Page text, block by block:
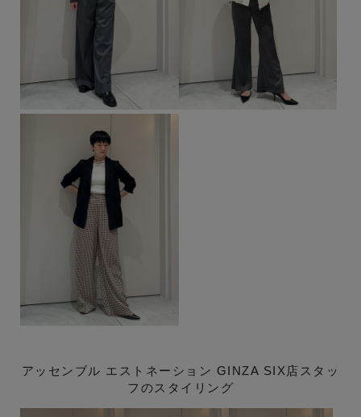
アッセンブル エストネーション GINZA SIX店スタッ
フのスタイリング